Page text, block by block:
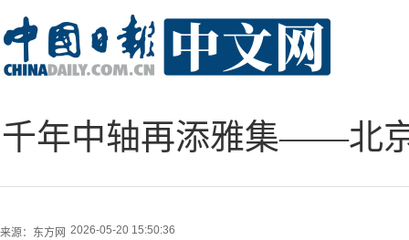
千年中轴再添雅集——北
来源： 东方网 2026-05-20 15:50:36